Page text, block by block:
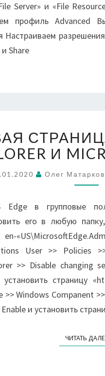
Server» и «File
профиль Advanced
Настраиваем
Share
В
IE
И
Олег Матарков
в групповые
его в любую
User >> Policies
>> Disable changing
страницу
Windows Companent
и установить
ЧИТАТЬ